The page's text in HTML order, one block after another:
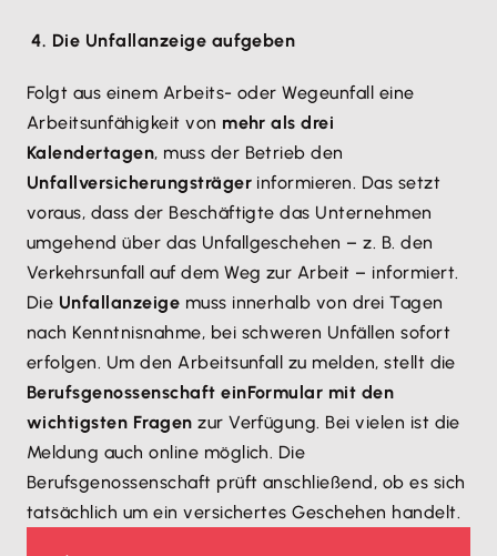
4. Die Unfallanzeige aufgeben
Folgt aus einem Arbeits- oder Wegeunfall eine
Arbeitsunfähigkeit von mehr als drei
Kalendertagen, muss der Betrieb den
Unfallversicherungsträger informieren. Das setzt
voraus, dass der Beschäftigte das Unternehmen
umgehend über das Unfallgeschehen – z. B. den
Verkehrsunfall auf dem Weg zur Arbeit – informiert.
Die Unfallanzeige muss innerhalb von drei Tagen
nach Kenntnisnahme, bei schweren Unfällen sofort
erfolgen. Um den Arbeitsunfall zu melden, stellt die
Berufsgenossenschaft einFormular mit den
wichtigsten Fragen zur Verfügung. Bei vielen ist die
Meldung auch online möglich. Die
Berufsgenossenschaft prüft anschließend, ob es sich
tatsächlich um ein versichertes Geschehen handelt.